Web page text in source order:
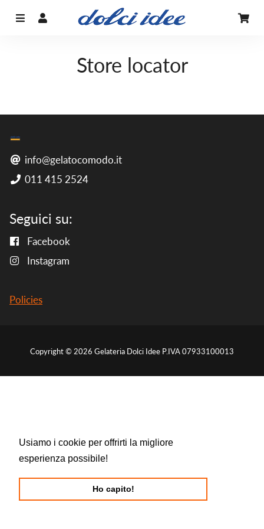
Usiamo i cookie per offrirti la migliore
esperienza possibile!
Ho capito!
Menu Accedi
Store locator
info@gelatocomodo.it
011 415 2524
Seguici su:
Facebook
Instagram
Policies
Copyright © 2026 Gelateria Dolci Idee P.IVA 07933100013